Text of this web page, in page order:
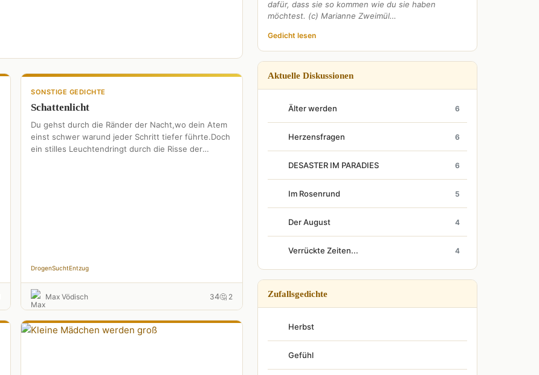
SONSTIGE GEDICHTE
Schattenlicht
Du gehst durch die Ränder der Nacht,wo dein Atem
einst schwer warund jeder Schritt tiefer führte.Doch
ein stilles Leuchtendringt durch die Risse der
DrogenSuchtEntzug
Max Vödisch 34🤔 2
dafür, dass sie so kommen wie du sie haben
möchtest. (c) Marianne Zweimül…
Gedicht lesen
Aktuelle Diskussionen
Älter werden 6
Herzensfragen 6
DESASTER IM PARADIES 6
Im Rosenrund 5
Der August 4
Verrückte Zeiten... 4
Zufallsgedichte
Herbst
Gefühl